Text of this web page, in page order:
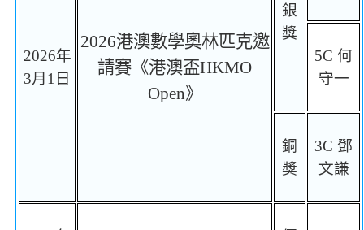
2026年
3月 1 日
2026港澳數學奧林匹克邀
請賽《港澳盃HKMO
Open》
銀
獎
5C 何
守一
銅
獎
3C 鄧
文謙